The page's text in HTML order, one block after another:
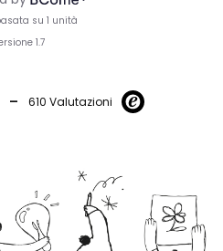
- 610 Valutazioni